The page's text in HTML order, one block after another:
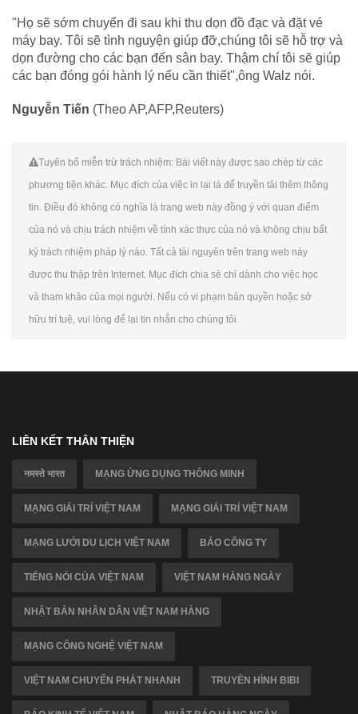
"Họ sẽ sớm chuyển đi sau khi thu dọn đồ đạc và đặt vé
máy bay. Tôi sẽ tình nguyện giúp đỡ,chúng tôi sẽ hỗ trợ và
dọn đường cho các bạn đến sân bay. Thậm chí tôi sẽ giúp
các bạn đóng gói hành lý nếu cần thiết",ông Walz nói.
Nguyễn Tiến (Theo AP,AFP,Reuters)
Tuyên bố miễn trừ trách nhiệm: Bài viết này được sao chép từ các
phương tiện khác. Mục đích của việc in lại là để truyền tải thêm thông
tin. Điều đó không có nghĩa là trang web này đồng ý với quan điểm
của nó và chịu trách nhiệm về tính xác thực của nó và không chịu bất
kỳ trách nhiệm pháp lý nào. Tất cả tài nguyên trên trang web này
được thu thập trên Internet. Mục đích chia sẻ chỉ dành cho việc học
và tham khảo của mọi người. Nếu có vi phạm bản quyền hoặc sở
hữu trí tuệ, vui lòng để lại tin nhắn cho chúng tôi.
LIÊN KẾT THÂN THIỆN
नमस्ते भारत MẠNG ỨNG DỤNG THÔNG MINH
MẠNG GIẢI TRÍ VIỆT NAM MẠNG GIẢI TRÍ VIỆT NAM
MẠNG LƯỚI DU LỊCH VIỆT NAM BÁO CÔNG TY
TIẾNG NÓI CỦA VIỆT NAM VIỆT NAM HÀNG NGÀY
NHẬT BẢN NHÂN DÂN VIỆT NAM HÀNG
MẠNG CÔNG NGHỆ VIỆT NAM
VIỆT NAM CHUYỂN PHÁT NHANH TRUYỀN HÌNH BIBI